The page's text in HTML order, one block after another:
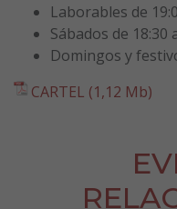
Laborables de
Sábados de 18:30
Domingos y
CARTEL (1,12 Mb)